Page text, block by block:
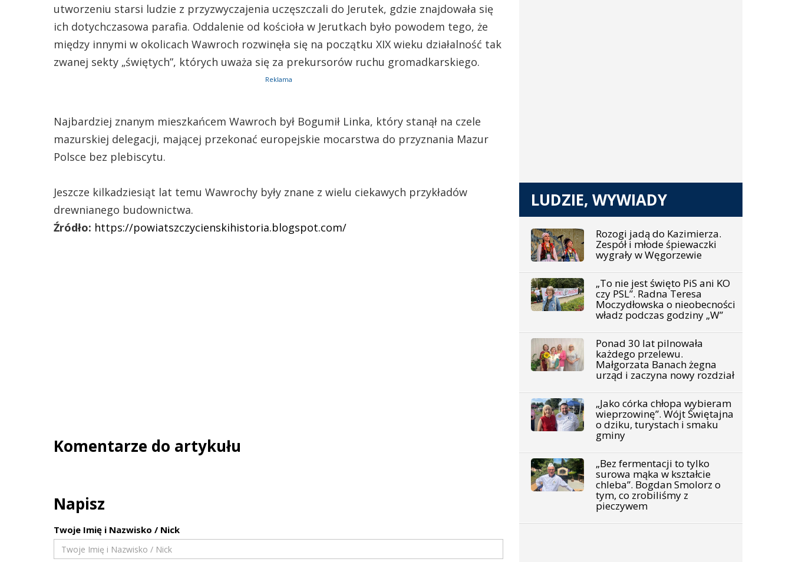
utworzeniu starsi ludzie z przyzwyczajenia uczęszczali do Jerutek, gdzie znajdowała się
ich dotychczasowa parafia. Oddalenie od kościoła w Jerutkach było powodem tego, że
między innymi w okolicach Wawroch rozwinęła się na początku XIX wieku działalność tak
zwanej sekty „świętych”, których uważa się za prekursorów ruchu gromadkarskiego.
Reklama
Najbardziej znanym mieszkańcem Wawroch był Bogumił Linka, który stanął na czele
mazurskiej delegacji, mającej przekonać europejskie mocarstwa do przyznania Mazur
Polsce bez plebiscytu.
Jeszcze kilkadziesiąt lat temu Wawrochy były znane z wielu ciekawych przykładów
drewnianego budownictwa.
Źródło: https://powiatszczycienskihistoria.blogspot.com/
Komentarze do artykułu
Napisz
Twoje Imię i Nazwisko / Nick
LUDZIE, WYWIADY
Rozogi jadą do Kazimierza.
Zespół i młode śpiewaczki
wygrały w Węgorzewie
„To nie jest święto PiS ani KO
czy PSL”. Radna Teresa
Moczydłowska o nieobecności
władz podczas godziny „W”
Ponad 30 lat pilnowała
każdego przelewu.
Małgorzata Banach żegna
urząd i zaczyna nowy rozdział
„Jako córka chłopa wybieram
wieprzowinę”. Wójt Świętajna
o dziku, turystach i smaku
gminy
„Bez fermentacji to tylko
surowa mąka w kształcie
chleba”. Bogdan Smolorz o
tym, co zrobiliśmy z
pieczywem